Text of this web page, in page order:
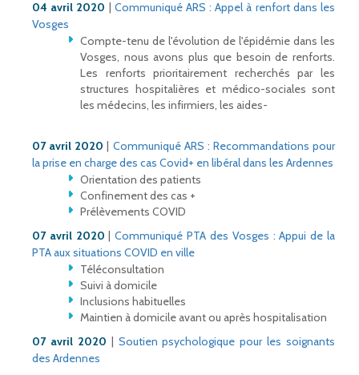
04 avril 2020 | Communiqué ARS : Appel à renfort dans les
Vosges
Compte-tenu de l'évolution de l'épidémie dans les
Vosges, nous avons plus que besoin de renforts.
Les renforts prioritairement recherchés par les
structures hospitalières et médico-sociales sont
les médecins, les infirmiers, les aides-
07 avril 2020 | Communiqué ARS : Recommandations pour
la prise en charge des cas Covid+ en libéral dans les Ardennes
Orientation des patients
Confinement des cas +
Prélèvements COVID
07 avril 2020 |Communiqué PTA des Vosges : Appui de la
PTA aux situations COVID en ville
Téléconsultation
Suivi à domicile
Inclusions habituelles
Maintien à domicile avant ou après hospitalisation
07 avril 2020 | Soutien psychologique pour les soignants
des Ardennes